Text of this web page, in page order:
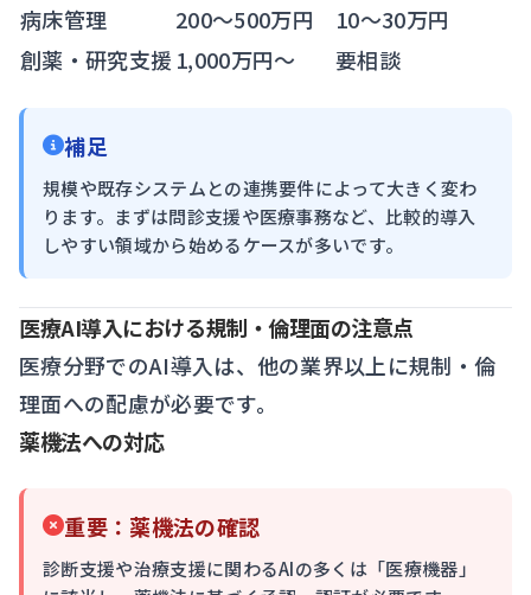
病床管理
200〜500万円
10〜30万円
創薬・研究支援 1,000万円〜 要相談
補足
規模や既存システムとの連携要件によって大きく変わ
ります。まずは問診支援や医療事務など、比較的導入
しやすい領域から始めるケースが多いです。
医療AI導入における規制・倫理面の注意点
医療分野でのAI導入は、他の業界以上に規制・倫
理面への配慮が必要です。
薬機法への対応
重要：薬機法の確認
診断支援や治療支援に関わるAIの多くは「医療機器」